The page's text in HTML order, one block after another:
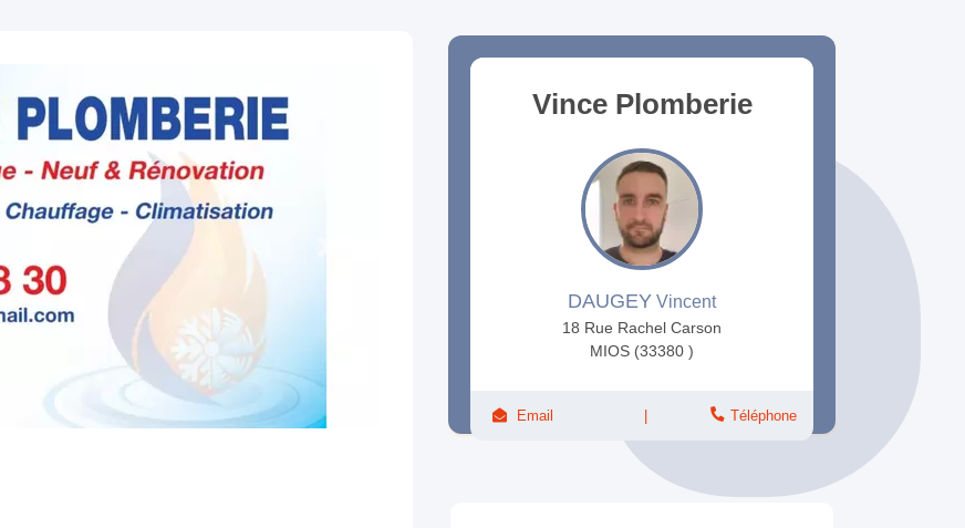
Vince Plomberie
DAUGEY Vincent
18 Rue Rachel Carson
MIOS (33380 )
Email Téléphone